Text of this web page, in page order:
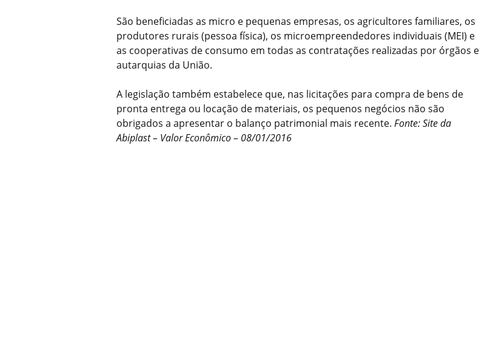
São beneficiadas as micro e pequenas empresas, os agricultores familiares, os
produtores rurais (pessoa física), os microempreendedores individuais (MEI) e
as cooperativas de consumo em todas as contratações realizadas por órgãos e
autarquias da União.
A legislação também estabelece que, nas licitações para compra de bens de
pronta entrega ou locação de materiais, os pequenos negócios não são
obrigados a apresentar o balanço patrimonial mais recente. Fonte: Site da
Abiplast – Valor Econômico – 08/01/2016